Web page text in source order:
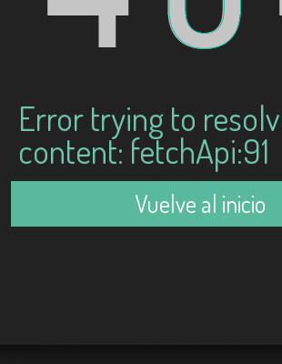
Error trying to
content: fetchApi:91
Vuelve al inicio